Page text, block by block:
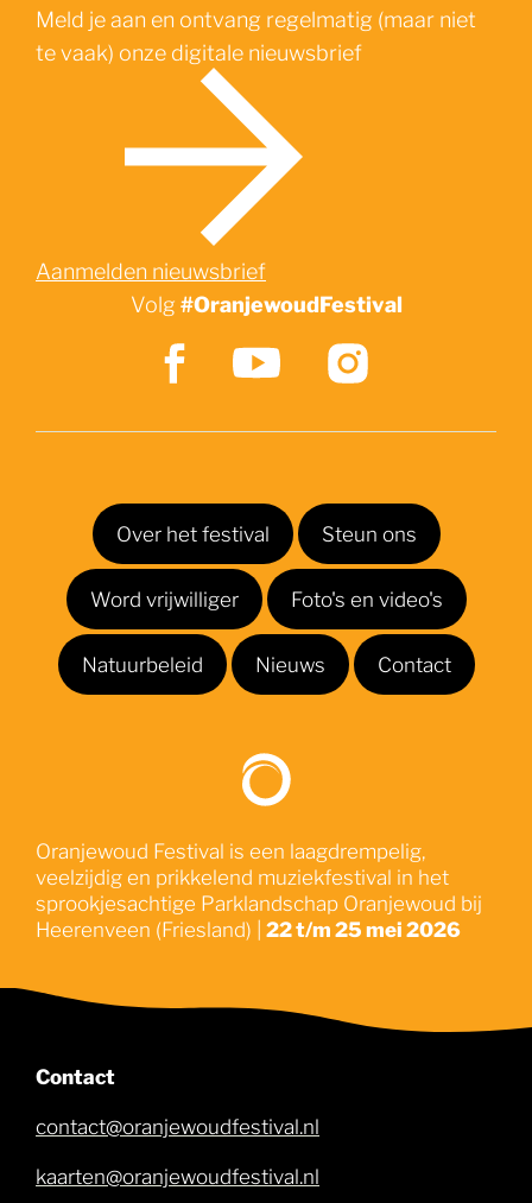
Meld je aan en ontvang regelmatig (maar niet
te vaak) onze digitale nieuwsbrief
Aanmelden nieuwsbrief
Volg #OranjewoudFestival
Over het festival Steun ons
Word vrijwilliger Foto's en video's
Natuurbeleid Nieuws Contact
Oranjewoud Festival is een laagdrempelig,
veelzijdig en prikkelend muziekfestival in het
sprookjesachtige Parklandschap Oranjewoud bij
Heerenveen (Friesland) | 22 t/m 25 mei 2026
Contact
contact@oranjewoudfestival.nl
kaarten@oranjewoudfestival.nl